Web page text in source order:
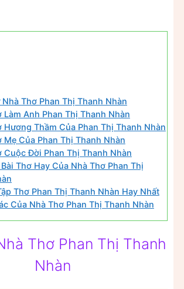
Nhà Thơ Phan Thị Thanh Nhàn
Làm Anh Phan Thị Thanh Nhàn
Hương Thầm Của Phan Thị Thanh Nhàn
Mẹ Của Phan Thị Thanh Nhàn
Cuộc Đời Phan Thị Thanh Nhàn
Thơ Hay Của Nhà Thơ Phan Thị
Thơ Phan Thị Thanh Nhàn Hay Nhất
Của Nhà Thơ Phan Thị Thanh Nhàn
Thơ Phan Thị Thanh
Nhàn